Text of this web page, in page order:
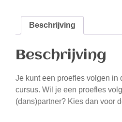
Beschrijving
Beschrijving
Je kunt een proefles volgen in
cursus. Wil je een proefles
(dans)partner? Kies dan voor